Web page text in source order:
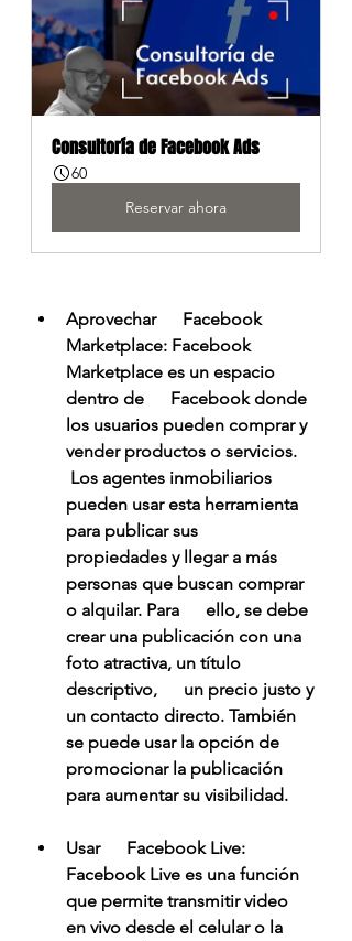
Consultoría de Facebook Ads
60
Reservar ahora
Aprovechar      Facebook
Marketplace: Facebook
Marketplace es un espacio
dentro de      Facebook donde
los usuarios pueden comprar y
vender productos o servicios.
Los agentes inmobiliarios
pueden usar esta herramienta
para publicar sus
propiedades y llegar a más
personas que buscan comprar
o alquilar. Para      ello, se debe
crear una publicación con una
foto atractiva, un título
descriptivo,      un precio justo y
un contacto directo. También
se puede usar la opción de
promocionar la publicación
para aumentar su visibilidad.
Usar      Facebook Live:
Facebook Live es una función
que permite transmitir video
en vivo desde el celular o la